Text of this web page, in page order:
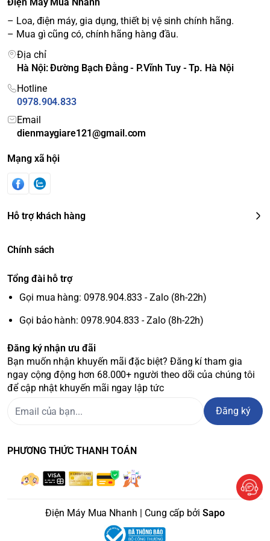
CÔNG NGHỆ
Công nghệ Inverter tiết kiệm điện năng
Nhiệt độ bên trong tủ lạnh Toshiba GR-A28VU sẽ tự điều
chỉnh theo nhu cầu sử dụng ngày và đêm. Tiết kiệm đến
45% mức tiêu thụ điện năng so với các dòng tủ lạnh khác
trên thị trường, sản phẩm giúp bạn tiết kiệm được chi phí chi
giúp cho tủ lạnh hoạt động êm ái, nhẹ nhàng, không gây ra
bất kỳ tiếng động lớn nào trong khi sử dụng mang đến sự
thoải mái cho khách hàng.
Khay đá tiện dụng, làm đá nhanh chóng
Phần khay đá của sản phẩm rất rộng rãi, có dung tích lên
bộ phận khay đá này không đóng tuyết giúp việc vệ sinh,
Bảo quản thực phẩm luôn tươi ngon
GR-A28VU hoạt động theo các luồng khí lạnh vòng cung
giúp cho tủ làm mát nhanh chóng, tỏa đều khắp các vị trí. Vì
vậy, nhiệt độ bên trong tủ luôn được hoạt động tối ưu giúp
thực phẩm luôn tươi ngon và hấp dẫn.
– Loa, điện máy, gia dụng, thiết bị vệ sinh chính hãng.
– Mua gì cũng có, chính hãng hàng đầu.
Địa chỉ
Hà Nội: Đường Bạch Đằng - P.Vĩnh Tuy - Tp. Hà Nội
Hotline
0978.904.833
Email
dienmaygiare121@gmail.com
Mạng xã hội
Hỗ trợ khách hàng
Chính sách
Tổng đài hỗ trợ
Gọi mua hàng: 0978.904.833 - Zalo (8h-22h)
Gọi bảo hành: 0978.904.833 - Zalo (8h-22h)
Đăng ký nhận ưu đãi
Bạn muốn nhận khuyến mãi đặc biệt? Đăng kí tham gia
ngay cộng động hơn 68.000+ người theo dõi của chúng tôi
để cập nhật khuyến mãi ngay lập tức
Đăng ký
PHƯƠNG THỨC THANH TOÁN
Điện Máy Mua Nhanh | Cung cấp bởiSapo